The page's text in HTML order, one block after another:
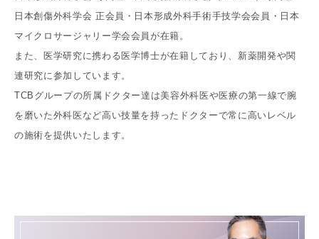
日本創傷外科学会 正会員・日本形成外科手術手技学会会員・日本
マイクロサージャリー学会会員が在籍。
また、医学研究に携わる医学博士が在籍しており、新薬開発や関
連研究に参加しています。
TCBグループの所属ドクター達は美容外科医や医療の第一線で腕
を磨いた外科医など高い技量を持ったドクターで常に高いレベル
の施術を提供いたします。